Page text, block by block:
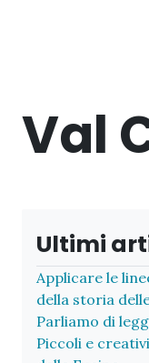
Val
Ultimi
Applicare le
della storia
Parliamo di
Piccoli e